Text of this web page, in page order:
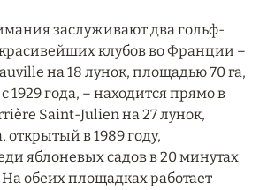
заслуживают два гольф-
клубов во Франции –
на 18 лунок, площадью 70 га,
1929 года, – находится прямо в
Saint-Julien на 27 лунок,
открытый в 1989 году,
яблоневых садов в 20 минутах
На обеих площадках работает